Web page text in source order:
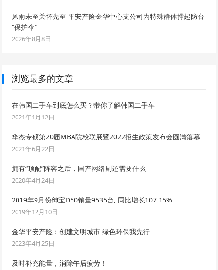
风雨未至关怀先至 平安产险金华中心支公司为特殊群体撑起防台
“保护伞”
2026年8月8日
浏览最多的文章
在韩国二手车到底怎么买？带你了解韩国二手车
2021年1月12日
华杰专硕第20届MBA院校联展暨2022招生政策发布会圆满落幕
2021年6月22日
拥有“顶配”阵容之后，国产网络剧还需要什么
2020年4月24日
2019年9月份绅宝D50销量9535台, 同比增长107.15%
2019年12月10日
金华平安产险：创建文明城市 绿色环保我先行
2023年4月25日
及时补充能量，消除午后疲劳！